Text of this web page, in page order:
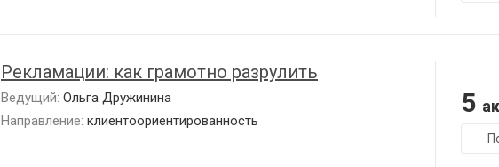
Рекламации: как грамотно разрулить
Ведущий: Ольга Дружинина
Направление: клиентоориентированность
5